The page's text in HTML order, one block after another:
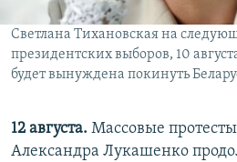
Светлана Тихановская на
президентских выборов, 10
будет вынуждена покинуть
12 августа. Массовые
Александра Лукашенко